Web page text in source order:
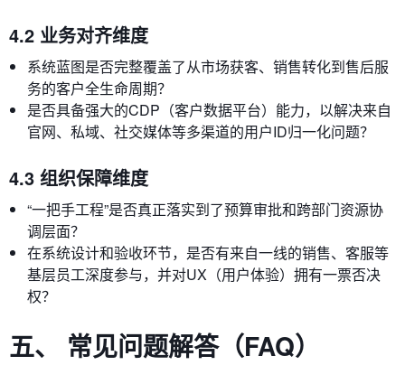
4.2 业务对齐维度
系统蓝图是否完整覆盖了从市场获客、销售转化到售后服
务的客户全生命周期？
是否具备强大的CDP（客户数据平台）能力，以解决来自
官网、私域、社交媒体等多渠道的用户ID归一化问题？
4.3 组织保障维度
“一把手工程”是否真正落实到了预算审批和跨部门资源协
调层面？
在系统设计和验收环节，是否有来自一线的销售、客服等
基层员工深度参与，并对UX（用户体验）拥有一票否决
权？
五、 常见问题解答（FAQ）